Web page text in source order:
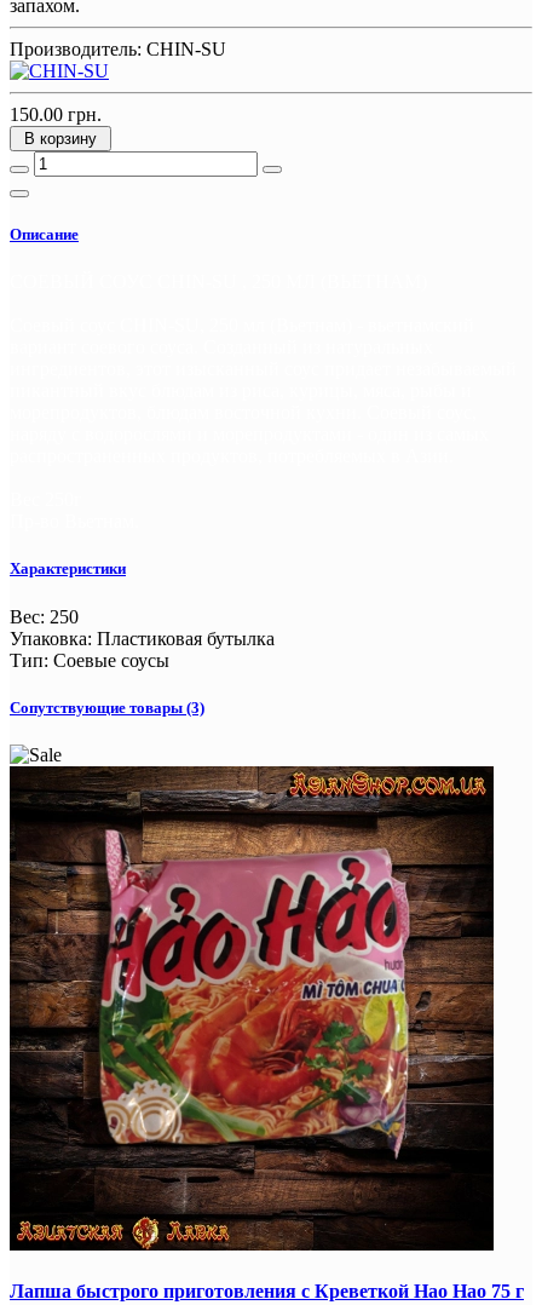
запахом.
Производитель: CHIN-SU
150.00 грн.
В корзину
Описание
Характеристики
Вес: 250
Упаковка: Пластиковая бутылка
Тип: Соевые соусы
Сопутствующие товары (3)
Лапша быстрого приготовления с Креветкой Hao Hao 75 г